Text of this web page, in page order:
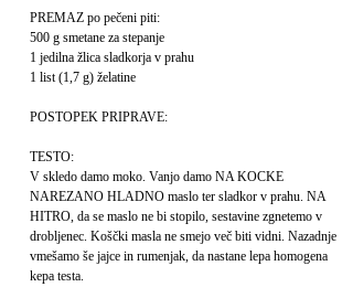
PREMAZ po pečeni piti:
500 g smetane za stepanje
1 jedilna žlica sladkorja v prahu
1 list (1,7 g) želatine
POSTOPEK PRIPRAVE:
TESTO:
V skledo damo moko. Vanjo damo NA KOCKE
NAREZANO HLADNO maslo ter sladkor v prahu. NA
HITRO, da se maslo ne bi stopilo, sestavine zgnetemo v
drobljenec. Koščki masla ne smejo več biti vidni. Nazadnje
vmešamo še jajce in rumenjak, da nastane lepa homogena
kepa testa.